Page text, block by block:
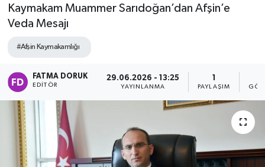
Kaymakam Muammer Sarıdoğan’dan Afşin’e
Veda Mesajı
#Afşin Kaymakamlığı
FATMA DORUK
EDITÖR
29.06.2026 - 13:25
YAYINLANMA
1
PAYLAŞIM